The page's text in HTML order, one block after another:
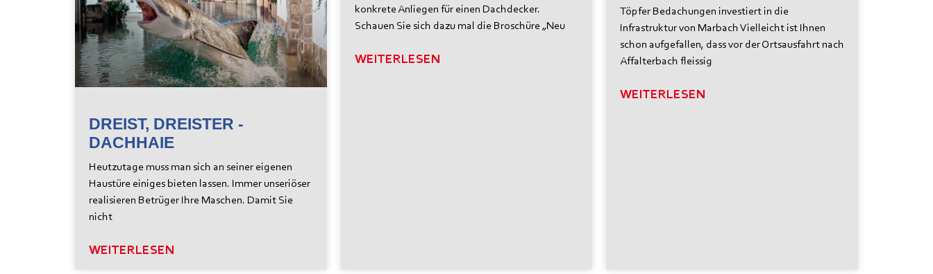
DREIST, DREISTER -
DACHHAIE
Heutzutage muss man sich an seiner eigenen
Haustüre einiges bieten lassen. Immer unseriöser
realisieren Betrüger Ihre Maschen. Damit Sie
nicht
WEITERLESEN
konkrete Anliegen für einen Dachdecker.
Schauen Sie sich dazu mal die Broschüre „Neu
WEITERLESEN
Töpfer Bedachungen investiert in die
Infrastruktur von Marbach Vielleicht ist Ihnen
schon aufgefallen, dass vor der Ortsausfahrt nach
Affalterbach fleissig
WEITERLESEN